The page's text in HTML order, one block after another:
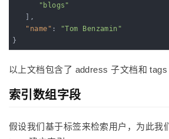
"blogs"
"name" :
"Tom Benzamin"
}
以上文档包含了 address 子文档和 tags
索引数组字段
假设我们基于标签来检索用户，为此我